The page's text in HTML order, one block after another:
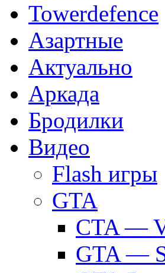
Towerdefence
Азартные
Актуально
Аркада
Бродилки
Видео
Flash игры
GTA
CTA —
GTA —